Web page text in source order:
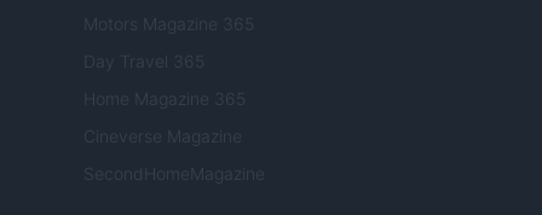
Motors Magazine 365
Day Travel 365
Home Magazine 365
Cineverse Magazine
SecondHomeMagazine